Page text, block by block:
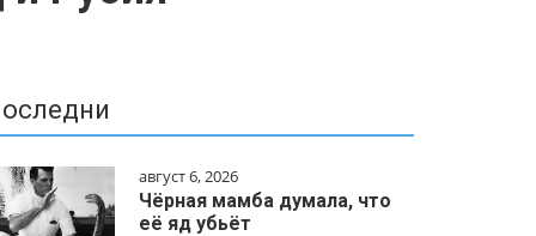
август 6, 2026
Чёрная мамба думала, что
её яд убьёт